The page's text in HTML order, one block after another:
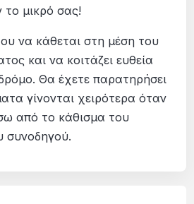
μικρό σας!
να κάθεται στη μέση του
και να κοιτάζει ευθεία
Θα έχετε παρατηρήσει
γίνονται χειρότερα όταν
από το κάθισμα του
συνοδηγού.